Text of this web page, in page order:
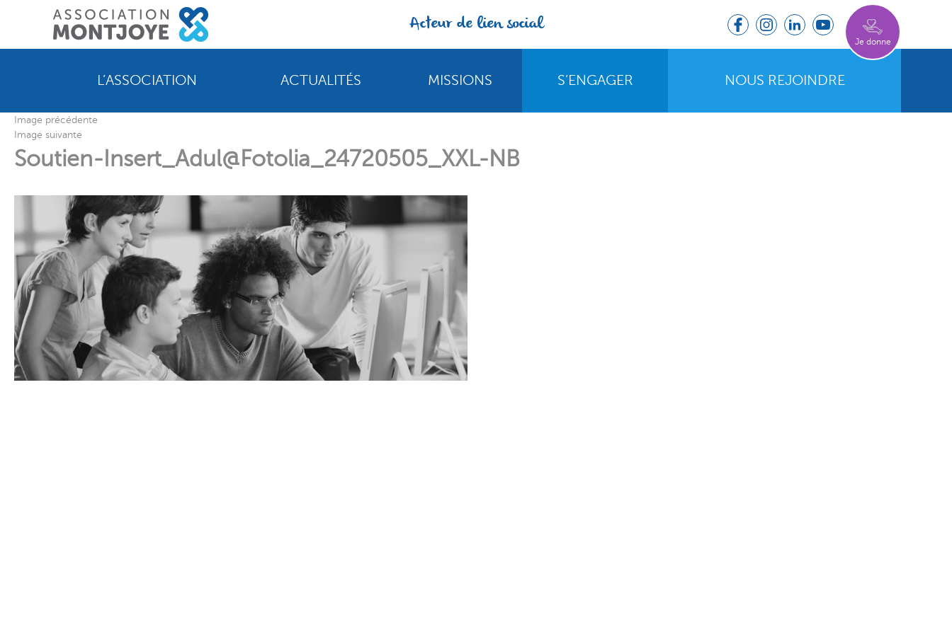
Acteur de lien social
Je donne
L’ASSOCIATION ACTUALITÉS MISSIONS S’ENGAGER NOUS REJOINDRE
Image précédente
Image suivante
Soutien-Insert_Adul@Fotolia_24720505_XXL-NB